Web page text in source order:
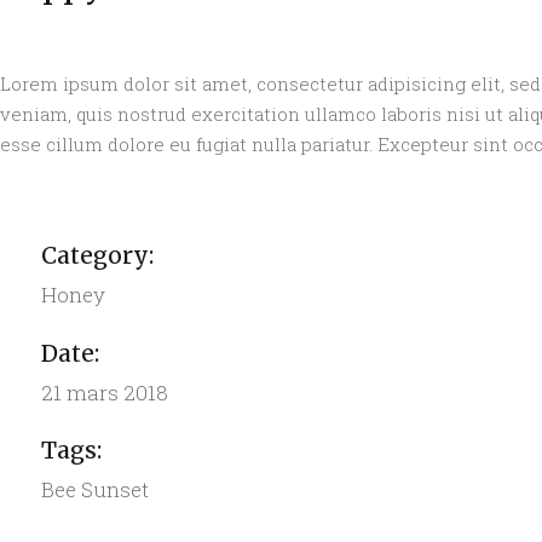
Lorem ipsum dolor sit amet, consectetur adipisicing elit,
veniam, quis nostrud exercitation ullamco laboris nisi ut
esse cillum dolore eu fugiat nulla pariatur. Excepteur sint
Category:
Honey
Date:
21 mars 2018
Tags:
Bee Sunset